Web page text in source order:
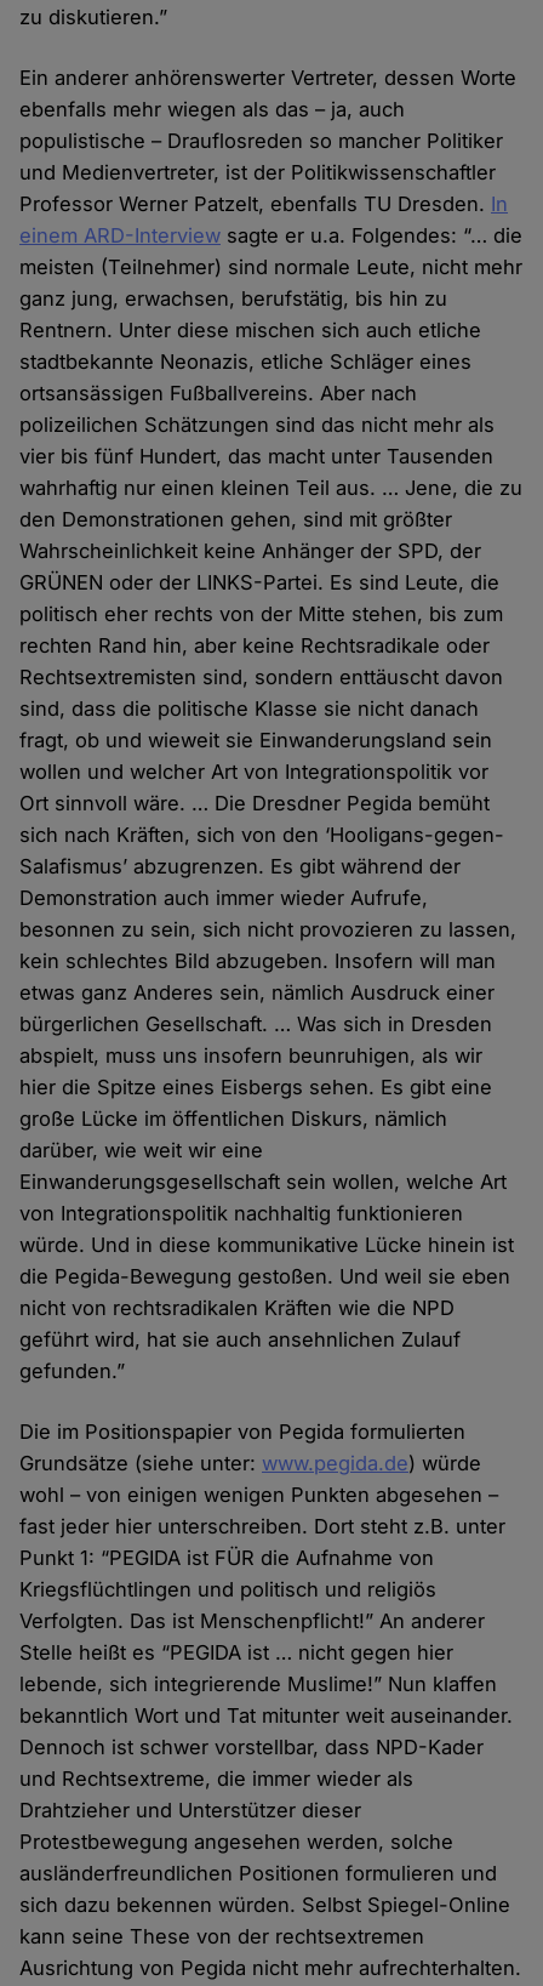
zu diskutieren.”
Ein anderer anhörenswerter Vertreter, dessen Worte
ebenfalls mehr wiegen als das – ja, auch
populistische – Drauflosreden so mancher Politiker
und Medienvertreter, ist der Politikwissenschaftler
Professor Werner Patzelt, ebenfalls TU Dresden. In
einem ARD-Interview sagte er u.a. Folgendes: “… die
meisten (Teilnehmer) sind normale Leute, nicht mehr
ganz jung, erwachsen, berufstätig, bis hin zu
Rentnern. Unter diese mischen sich auch etliche
stadtbekannte Neonazis, etliche Schläger eines
ortsansässigen Fußballvereins. Aber nach
polizeilichen Schätzungen sind das nicht mehr als
vier bis fünf Hundert, das macht unter Tausenden
wahrhaftig nur einen kleinen Teil aus. … Jene, die zu
den Demonstrationen gehen, sind mit größter
Wahrscheinlichkeit keine Anhänger der SPD, der
GRÜNEN oder der LINKS-Partei. Es sind Leute, die
politisch eher rechts von der Mitte stehen, bis zum
rechten Rand hin, aber keine Rechtsradikale oder
Rechtsextremisten sind, sondern enttäuscht davon
sind, dass die politische Klasse sie nicht danach
fragt, ob und wieweit sie Einwanderungsland sein
wollen und welcher Art von Integrationspolitik vor
Ort sinnvoll wäre. … Die Dresdner Pegida bemüht
sich nach Kräften, sich von den ‘Hooligans-gegen-
Salafismus’ abzugrenzen. Es gibt während der
Demonstration auch immer wieder Aufrufe,
besonnen zu sein, sich nicht provozieren zu lassen,
kein schlechtes Bild abzugeben. Insofern will man
etwas ganz Anderes sein, nämlich Ausdruck einer
bürgerlichen Gesellschaft. … Was sich in Dresden
abspielt, muss uns insofern beunruhigen, als wir
hier die Spitze eines Eisbergs sehen. Es gibt eine
große Lücke im öffentlichen Diskurs, nämlich
darüber, wie weit wir eine
Einwanderungsgesellschaft sein wollen, welche Art
von Integrationspolitik nachhaltig funktionieren
würde. Und in diese kommunikative Lücke hinein ist
die Pegida-Bewegung gestoßen. Und weil sie eben
nicht von rechtsradikalen Kräften wie die NPD
geführt wird, hat sie auch ansehnlichen Zulauf
gefunden.”
Die im Positionspapier von Pegida formulierten
Grundsätze (siehe unter: www.pegida.de) würde
wohl – von einigen wenigen Punkten abgesehen –
fast jeder hier unterschreiben. Dort steht z.B. unter
Punkt 1: “PEGIDA ist FÜR die Aufnahme von
Kriegsflüchtlingen und politisch und religiös
Verfolgten. Das ist Menschenpflicht!” An anderer
Stelle heißt es “PEGIDA ist … nicht gegen hier
lebende, sich integrierende Muslime!” Nun klaffen
bekanntlich Wort und Tat mitunter weit auseinander.
Dennoch ist schwer vorstellbar, dass NPD-Kader
und Rechtsextreme, die immer wieder als
Drahtzieher und Unterstützer dieser
Protestbewegung angesehen werden, solche
ausländerfreundlichen Positionen formulieren und
sich dazu bekennen würden. Selbst Spiegel-Online
kann seine These von der rechtsextremen
Ausrichtung von Pegida nicht mehr aufrechterhalten.